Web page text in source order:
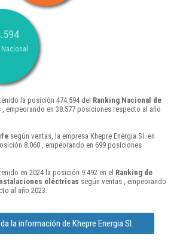
la posición 474.594 del Ranking Nacional de
, empeorando en 38.577 posiciones respecto al año
según ventas, la empresa Khepre Energia Sl. en
8.060 , empeorando en 699 posiciones
en 2024 la posición 9.492 en el Ranking de
eléctricas según ventas , empeorando
al año 2023.
la información de Khepre Energia Sl.